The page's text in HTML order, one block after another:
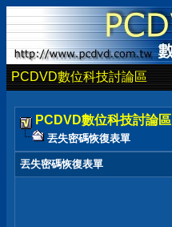
PCDVD數位科技討論區
PCDVD數位科技討論區
丟失密碼恢復表單
丟失密碼恢復表單